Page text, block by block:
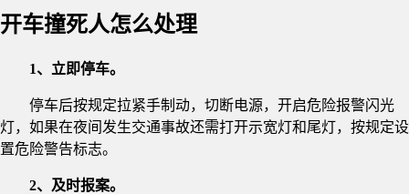
开车撞死人怎么处理
1、立即停车。
停车后按规定拉紧手制动，切断电源，开启危险报警闪光
灯，如果在夜间发生交通事故还需打开示宽灯和尾灯，按规定设
置危险警告标志。
2、及时报案。